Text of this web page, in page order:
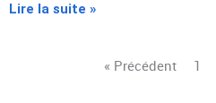
Lire la suite »
« Précédent 1